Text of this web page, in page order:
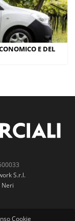
E DEL
S.r.l.
Neri
Cookie